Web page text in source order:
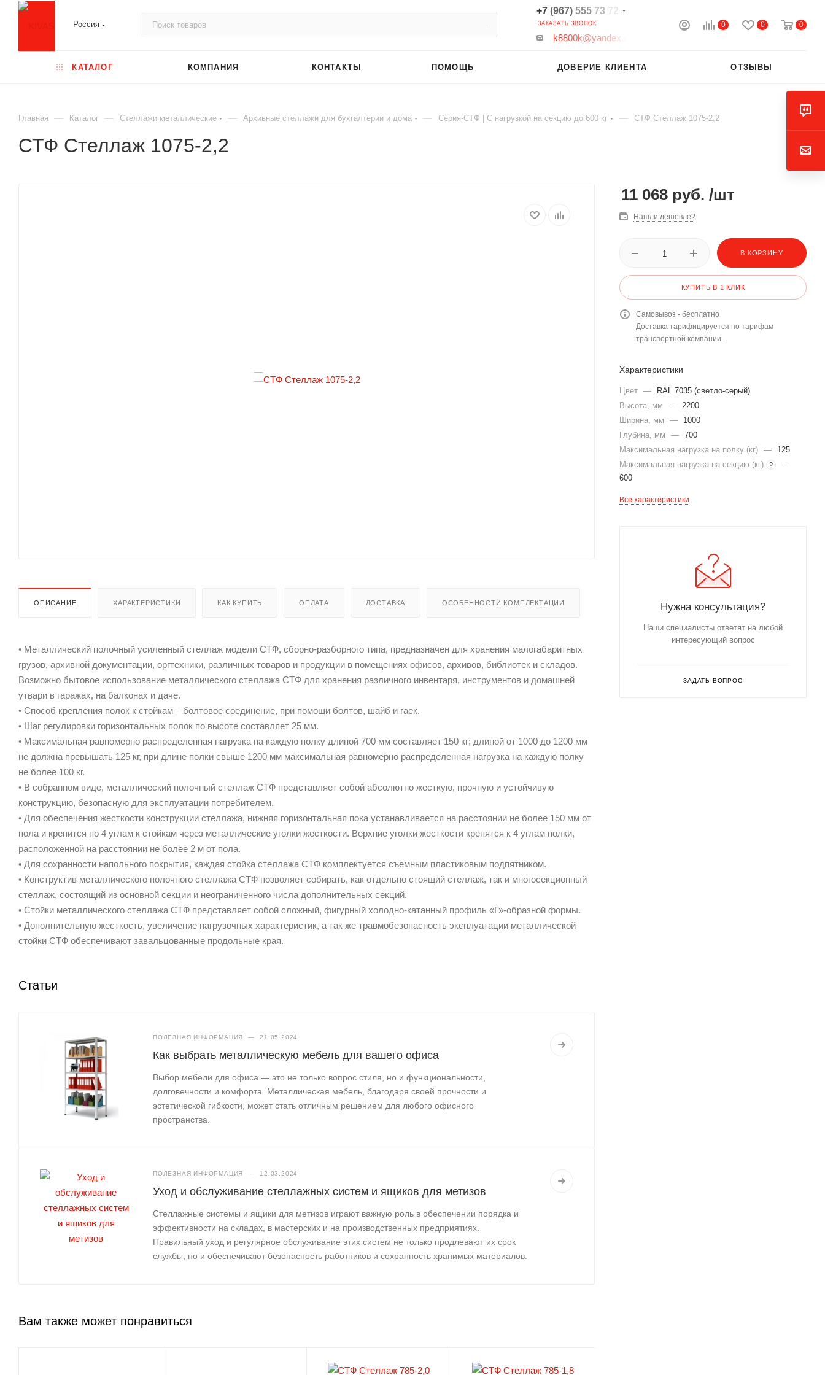
Россия 0 0 0
+7 (967) 555 73
ЗАКАЗАТЬ ЗВОНОК
k8800k@yandex
КАТАЛОГ КОМПАНИЯ КОНТАКТЫ ПОМОЩЬ ДОВЕРИЕ КЛИЕНТА ОТЗЫВЫ
Главная — Каталог — Стеллажи металлические — Архивные стеллажи для бухгалтерии и дома — Серия-СТФ | C нагрузкой на секцию до 600 кг — СТФ Стеллаж 1075-2,2
СТФ Стеллаж 1075-2,2
ОПИСАНИЕ ХАРАКТЕРИСТИКИ КАК КУПИТЬ ОПЛАТА ДОСТАВКА ОСОБЕННОСТИ КОМПЛЕКТАЦИИ
• Металлический полочный усиленный стеллаж модели СТФ, сборно-разборного типа, предназначен для хранения малогабаритных
грузов, архивной документации, оргтехники, различных товаров и продукции в помещениях офисов, архивов, библиотек и складов.
Возможно бытовое использование металлического стеллажа СТФ для хранения различного инвентаря, инструментов и домашней
утвари в гаражах, на балконах и даче.
• Способ крепления полок к стойкам – болтовое соединение, при помощи болтов, шайб и гаек.
• Шаг регулировки горизонтальных полок по высоте составляет 25 мм.
• Максимальная равномерно распределенная нагрузка на каждую полку длиной 700 мм составляет 150 кг; длиной от 1000 до 1200 мм
не должна превышать 125 кг, при длине полки свыше 1200 мм максимальная равномерно распределенная нагрузка на каждую полку
не более 100 кг.
• В собранном виде, металлический полочный стеллаж СТФ представляет собой абсолютно жесткую, прочную и устойчивую
конструкцию, безопасную для эксплуатации потребителем.
• Для обеспечения жесткости конструкции стеллажа, нижняя горизонтальная пока устанавливается на расстоянии не более 150 мм от
пола и крепится по 4 углам к стойкам через металлические уголки жесткости. Верхние уголки жесткости крепятся к 4 углам полки,
расположенной на расстоянии не более 2 м от пола.
• Для сохранности напольного покрытия, каждая стойка стеллажа СТФ комплектуется съемным пластиковым подпятником.
• Конструктив металлического полочного стеллажа СТФ позволяет собирать, как отдельно стоящий стеллаж, так и многосекционный
стеллаж, состоящий из основной секции и неограниченного числа дополнительных секций.
• Стойки металлического стеллажа СТФ представляет собой сложный, фигурный холодно-катанный профиль «Г»-образной формы.
• Дополнительную жесткость, увеличение нагрузочных характеристик, а так же травмобезопасность эксплуатации металлической
стойки СТФ обеспечивают завальцованные продольные края.
Статьи
ПОЛЕЗНАЯ ИНФОРМАЦИЯ — 21.05.2024
Как выбрать металлическую мебель для вашего офиса
Выбор мебели для офиса — это не только вопрос стиля, но и функциональности,
долговечности и комфорта. Металлическая мебель, благодаря своей прочности и
эстетической гибкости, может стать отличным решением для любого офисного
пространства.
ПОЛЕЗНАЯ ИНФОРМАЦИЯ — 12.03.2024
Уход и обслуживание стеллажных систем и ящиков для метизов
Стеллажные системы и ящики для метизов играют важную роль в обеспечении порядка и
эффективности на складах, в мастерских и на производственных предприятиях.
Правильный уход и регулярное обслуживание этих систем не только продлевают их срок
службы, но и обеспечивают безопасность работников и сохранность хранимых материалов.
Вам также может понравиться
11 068 руб. /шт
Нашли дешевле?
В КОРЗИНУ
КУПИТЬ В 1 КЛИК
Самовывоз - бесплатно
Доставка тарифицируется по тарифам
транспортной компании.
Характеристики
Цвет —
RAL 7035 (светло-серый)
Высота, мм
— 2200
Ширина, мм
—
1000
Глубина, мм
— 700
Максимальная нагрузка на полку (кг) —
125
Максимальная нагрузка на секцию (кг)
?
—
600
Все характеристики
Нужна консультация?
Наши специалисты ответят на любой
интересующий вопрос
ЗАДАТЬ ВОПРОС